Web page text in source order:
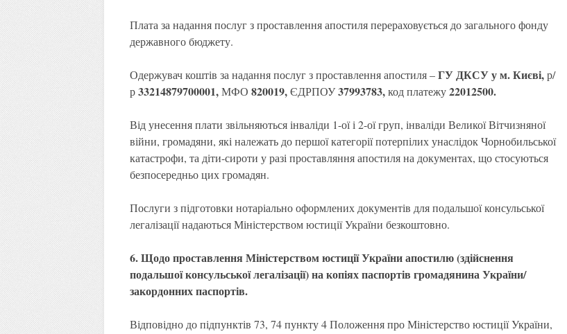
Плата за надання послуг з проставлення апостиля перераховується до загального фонду
державного бюджету.
Одержувач коштів за надання послуг з проставлення апостиля –ГУ ДКСУ у м. Києві,р/
р33214879700001,МФО 820019,ЄДРПОУ37993783,код платежу22012500.
Від унесення плати звільняються інваліди 1-ої і 2-ої груп, інваліди Великої Вітчизняної
війни, громадяни, які належать до першої категорії потерпілих унаслідок Чорнобильської
катастрофи, та діти-сироти у разі проставляння апостиля на документах, що стосуються
безпосередньо цих громадян.
Послуги з підготовки нотаріально оформлених документів для подальшої консульської
легалізації надаються Міністерством юстиції України безкоштовно.
6. Щодо проставлення Міністерством юстиції України апостилю (здійснення
подальшої консульської легалізації) на копіях паспортів громадянина України/
закордонних паспортів.
Відповідно до підпунктів 73, 74 пункту 4 Положення про Міністерство юстиції України,